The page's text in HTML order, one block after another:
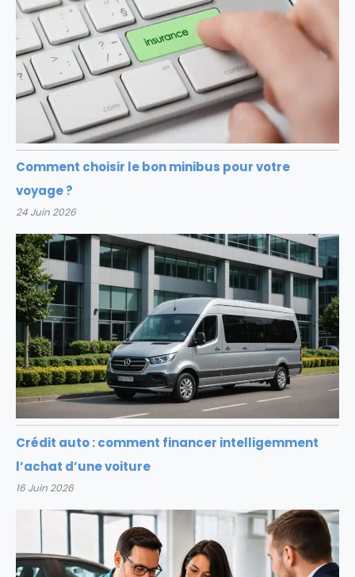
Comment choisir le bon minibus pour votre
voyage ?
24 Juin 2026
Crédit auto : comment financer intelligemment
l’achat d’une voiture
16 Juin 2026